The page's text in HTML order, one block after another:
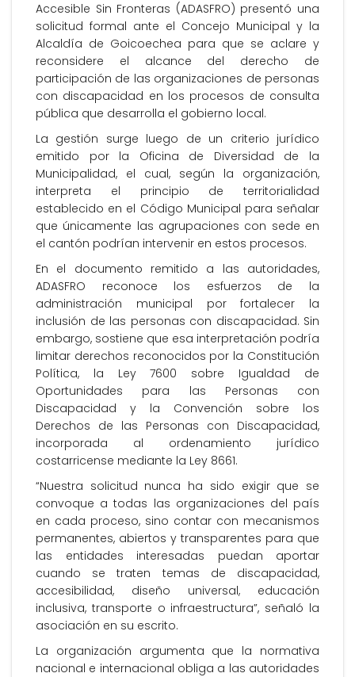
Accesible Sin Fronteras (ADASFRO) presentó una
solicitud formal ante el Concejo Municipal y la
Alcaldía de Goicoechea para que se aclare y
reconsidere el alcance del derecho de
participación de las organizaciones de personas
con discapacidad en los procesos de consulta
pública que desarrolla el gobierno local.
La gestión surge luego de un criterio jurídico
emitido por la Oficina de Diversidad de la
Municipalidad, el cual, según la organización,
interpreta el principio de territorialidad
establecido en el Código Municipal para señalar
que únicamente las agrupaciones con sede en
el cantón podrían intervenir en estos procesos.
En el documento remitido a las autoridades,
ADASFRO reconoce los esfuerzos de la
administración municipal por fortalecer la
inclusión de las personas con discapacidad. Sin
embargo, sostiene que esa interpretación podría
limitar derechos reconocidos por la Constitución
Política, la Ley 7600 sobre Igualdad de
Oportunidades para las Personas con
Discapacidad y la Convención sobre los
Derechos de las Personas con Discapacidad,
incorporada al ordenamiento jurídico
costarricense mediante la Ley 8661.
“Nuestra solicitud nunca ha sido exigir que se
convoque a todas las organizaciones del país
en cada proceso, sino contar con mecanismos
permanentes, abiertos y transparentes para que
las entidades interesadas puedan aportar
cuando se traten temas de discapacidad,
accesibilidad, diseño universal, educación
inclusiva, transporte o infraestructura”, señaló la
asociación en su escrito.
La organización argumenta que la normativa
nacional e internacional obliga a las autoridades